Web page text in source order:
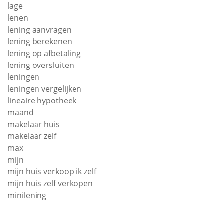
lage
lenen
lening aanvragen
lening berekenen
lening op afbetaling
lening oversluiten
leningen
leningen vergelijken
lineaire hypotheek
maand
makelaar huis
makelaar zelf
max
mijn
mijn huis verkoop ik zelf
mijn huis zelf verkopen
minilening